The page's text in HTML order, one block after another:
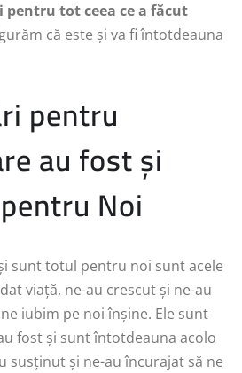
tot ceea ce a făcut
că este și va fi întotdeauna
pentru
au fost și
Noi
sunt totul pentru noi sunt acele
viață, ne-au crescut și ne-au
iubim pe noi înșine. Ele sunt
fost și sunt întotdeauna acolo
susținut și ne-au încurajat să ne